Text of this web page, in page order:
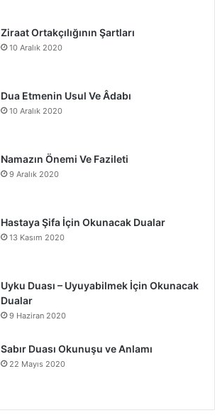
o
e
r
Ziraat Ortakçılığının Şartları
10 Aralık 2020
Dua Etmenin Usul Ve Âdabı
10 Aralık 2020
Namazın Önemi Ve Fazileti
9 Aralık 2020
Hastaya Şifa İçin Okunacak Dualar
13 Kasım 2020
Uyku Duası – Uyuyabilmek İçin Okunacak
Dualar
9 Haziran 2020
Sabır Duası Okunuşu ve Anlamı
22 Mayıs 2020